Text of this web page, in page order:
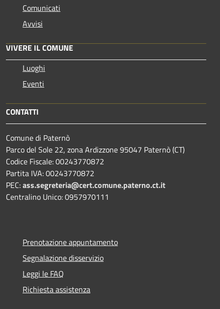
Comunicati
Avvisi
VIVERE IL COMUNE
Luoghi
Eventi
CONTATTI
Comune di Paternò
Parco del Sole 22, zona Ardizzone 95047 Paternò (CT)
Codice Fiscale: 00243770872
Partita IVA: 00243770872
PEC:ass.segreteria@cert.comune.paterno.ct.it
Centralino Unico: 0957970111
Prenotazione appuntamento
Segnalazione disservizio
Leggi le FAQ
Richiesta assistenza